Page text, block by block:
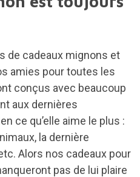
de cadeaux mignons et
amies pour toutes les
conçus avec beaucoup
aux dernières
ce qu’elle aime le plus :
la dernière
Alors nos cadeaux pour
pas de lui plaire